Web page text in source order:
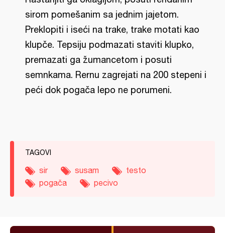
sirom pomešanim sa jednim jajetom.
Preklopiti i iseći na trake, trake motati kao
klupče. Tepsiju podmazati staviti klupko,
premazati ga žumancetom i posuti
semnkama. Rernu zagrejati na 200 stepeni i
peći dok pogača lepo ne porumeni.
TAGOVI
sir susam
testo
pogača
pecivo